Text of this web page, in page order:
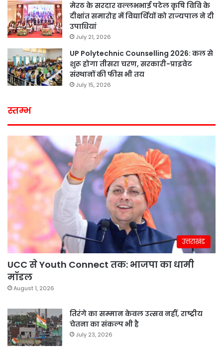
मेरठ के सरदार वल्लभभाई पटेल कृषि विवि के
दीक्षांत समारोह में विद्यार्थियों को राज्यपाल ने दी
उपाधियां
July 21, 2026
UP Polytechnic Counselling 2026: कल से
शुरू होगा तीसरा चरण, सरकारी-प्राइवेट
संस्थानों की फीस भी तय
July 15, 2026
स्तम्भ
उत्तराखंड
UCC से Youth Connect तक: भाजपा का धामी
मॉडल
August 1, 2026
तिरंगे का सम्मान केवल उत्सव नहीं, राष्ट्रीय
चेतना का संकल्प भी है
July 23, 2026